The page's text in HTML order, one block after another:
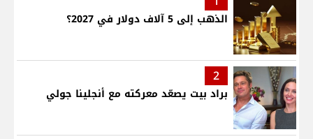
الذهب إلى 5 آلاف دولار في 2027؟
2
براد بيت يصعّد معركته مع أنجلينا جولي